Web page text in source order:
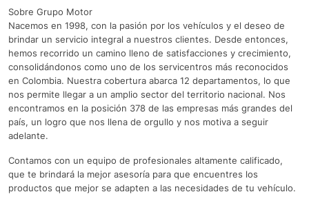
Sobre Grupo Motor
Nacemos en 1998, con la pasión por los vehículos y el deseo de
brindar un servicio integral a nuestros clientes. Desde entonces,
hemos recorrido un camino lleno de satisfacciones y crecimiento,
consolidándonos como uno de los servicentros más reconocidos
en Colombia. Nuestra cobertura abarca 12 departamentos, lo que
nos permite llegar a un amplio sector del territorio nacional. Nos
encontramos en la posición 378 de las empresas más grandes del
país, un logro que nos llena de orgullo y nos motiva a seguir
adelante.
Contamos con un equipo de profesionales altamente calificado,
que te brindará la mejor asesoría para que encuentres los
productos que mejor se adapten a las necesidades de tu vehículo.